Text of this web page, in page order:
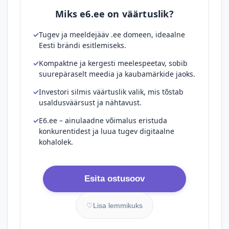
Miks e6.ee on väärtuslik?
Tugev ja meeldejääv .ee domeen, ideaalne
Eesti brändi esitlemiseks.
Kompaktne ja kergesti meelespeetav, sobib
suurepäraselt meedia ja kaubamärkide jaoks.
Investori silmis väärtuslik valik, mis tõstab
usaldusväärsust ja nähtavust.
E6.ee – ainulaadne võimalus eristuda
konkurentidest ja luua tugev digitaalne
kohalolek.
Esita ostusoov
♡Lisa lemmikuks